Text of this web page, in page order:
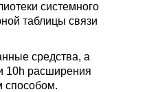
системного
таблицы связи
средства, а
10h расширения
способом.